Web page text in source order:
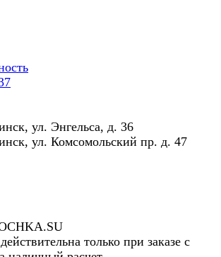
ул. Энгельса, д. 36
ул. Комсомольский пр. д. 47
только при заказе с